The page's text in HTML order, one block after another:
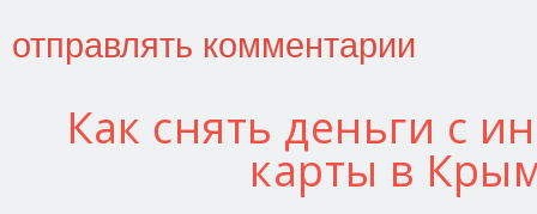
отправлять комментарии
Как снять деньги с
карты в